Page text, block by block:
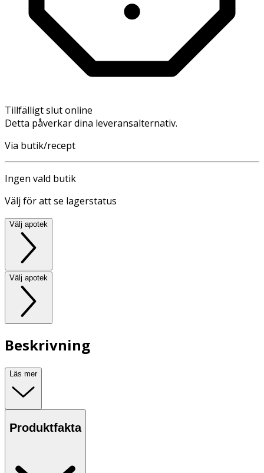
Tillfälligt slut online
Detta påverkar dina leveransalternativ.
Via butik/recept
Ingen vald butik
Välj för att se lagerstatus
Välj apotek
Välj apotek
Beskrivning
Läs mer
Produktfakta